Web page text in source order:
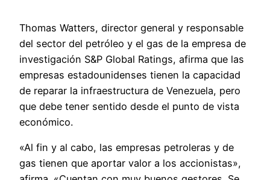
Thomas Watters, director general y responsable
del sector del petróleo y el gas de la empresa de
investigación S&P Global Ratings, afirma que las
empresas estadounidenses tienen la capacidad
de reparar la infraestructura de Venezuela, pero
que debe tener sentido desde el punto de vista
económico.
«Al fin y al cabo, las empresas petroleras y de
gas tienen que aportar valor a los accionistas»,